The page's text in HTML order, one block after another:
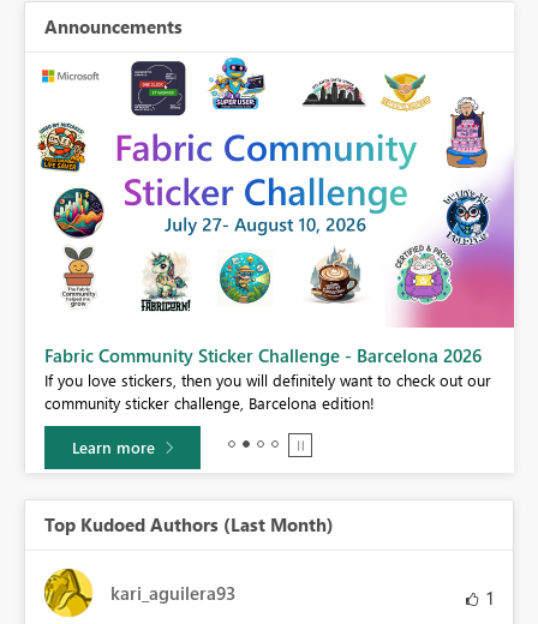
Announcements
Fabric Community Sticker Challenge - Barcelona 2026
If you love stickers, then you will definitely want to check out our
community sticker challenge, Barcelona edition!
Learn more
Top Kudoed Authors (Last Month)
kari_aguilera93 1